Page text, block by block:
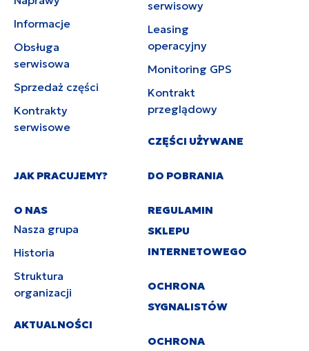
Informacje
Obsługa
serwisowa
Sprzedaż części
Kontrakty
serwisowe
serwisowy
Leasing
operacyjny
Monitoring GPS
Kontrakt
przeglądowy
CZĘŚCI UŻYWANE
JAK PRACUJEMY?
O NAS
Nasza grupa
Historia
Struktura
organizacji
AKTUALNOŚCI
DO POBRANIA
REGULAMIN
SKLEPU
INTERNETOWEGO
OCHRONA
SYGNALISTÓW
OCHRONA